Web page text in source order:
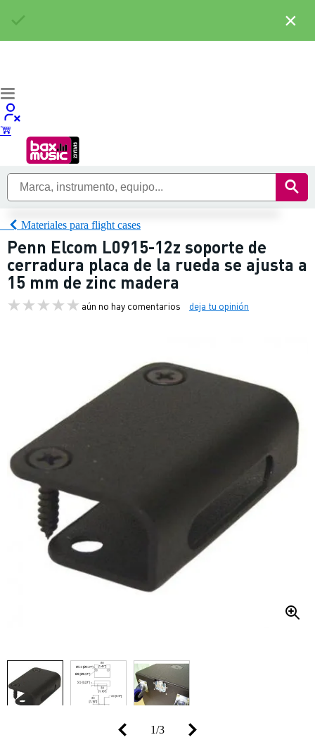
Materiales para flight cases
Penn Elcom L0915-12z soporte de
cerradura placa de la rueda se ajusta a
15 mm de zinc madera
aún no hay comentarios deja tu opinión
1/3
×